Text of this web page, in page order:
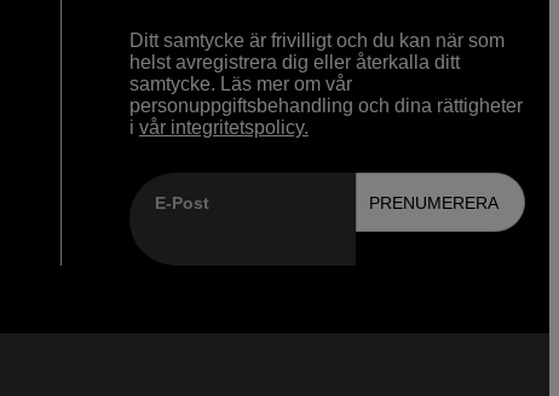
Ditt samtycke är frivilligt och du kan när som
helst avregistrera dig eller återkalla ditt
samtycke. Läs mer om vår
personuppgiftsbehandling och dina rättigheter
i vår integritetspolicy.
E-Post PRENUMERERA